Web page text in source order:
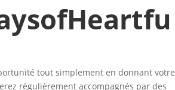
tout simplement en donnant votre
régulièrement accompagnés par des